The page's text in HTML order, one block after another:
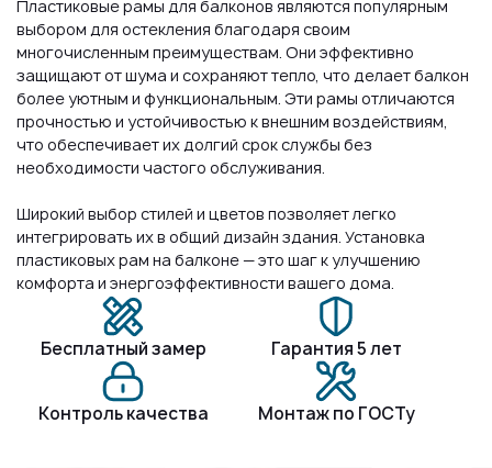
Пластиковые рамы для балконов являются популярным
выбором для остекления благодаря своим
многочисленным преимуществам. Они эффективно
защищают от шума и сохраняют тепло, что делает балкон
более уютным и функциональным. Эти рамы отличаются
прочностью и устойчивостью к внешним воздействиям,
что обеспечивает их долгий срок службы без
необходимости частого обслуживания.
Широкий выбор стилей и цветов позволяет легко
интегрировать их в общий дизайн здания. Установка
пластиковых рам на балконе — это шаг к улучшению
комфорта и энергоэффективности вашего дома.
Бесплатный замер Гарантия 5 лет
Контроль качества Монтаж по ГОСТу